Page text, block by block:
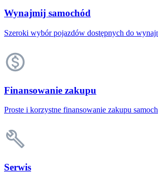
Wynajmij samochód
Szeroki wybór pojazdów dostępnych do
Finansowanie zakupu
Proste i korzystne finansowanie zakupu
Serwis